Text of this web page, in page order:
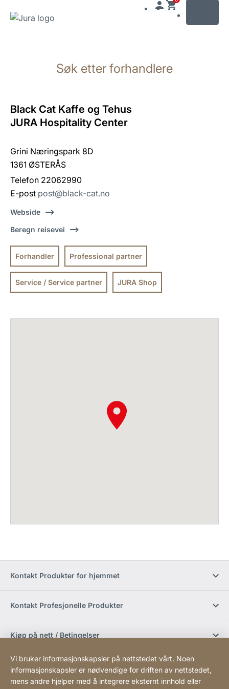
søk
Søk etter forhandlere
Black Cat Kaffe og Tehus
JURA Hospitality Center
Grini Næringspark 8D
1361 ØSTERÅS
Telefon 22062990
E-post post@black-cat.no
Webside
Beregn reisevei
Forhandler Professional partner
Service / Service partner JURA Shop
Kontakt Produkter for hjemmet
Kontakt Profesjonelle Produkter
Kjøp på nett / Betingelser
Vi bruker informasjonskapsler på nettstedet vårt. Noen
informasjonskapsler er nødvendige for driften av nettstedet,
mens andre hjelper med å integrere eksternt innhold eller